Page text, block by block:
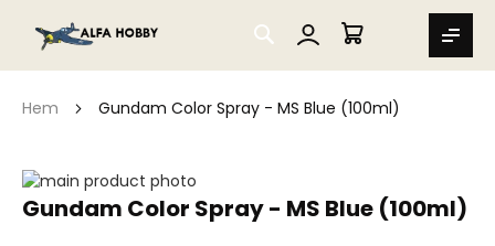
SEARCH
MIN VARUKORG
Hem Gundam Color Spray - MS Blue (100ml)
Gundam Color Spray - MS Blue (100ml)
Hoppa
till
Hoppa